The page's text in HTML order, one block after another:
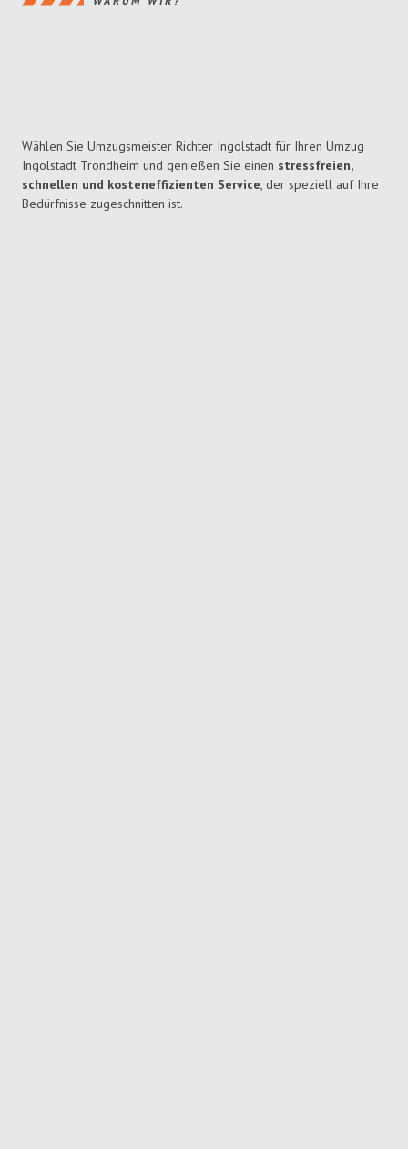
Wählen Sie Umzugsmeister Richter Ingolstadt für Ihren Umzug
Ingolstadt Trondheim und genießen Sie einen stressfreien,
schnellen und kosteneffizienten Service, der speziell auf Ihre
Bedürfnisse zugeschnitten ist.